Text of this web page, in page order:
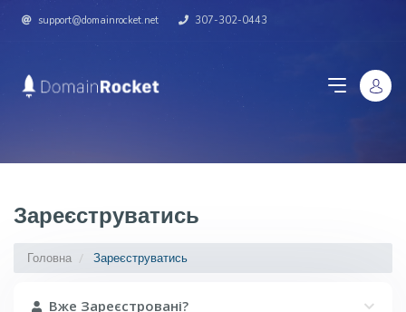
support@domainrocket.net 307-302-0443
Зареєструватись
Головна Зареєструватись
Вже Зареєстровані?